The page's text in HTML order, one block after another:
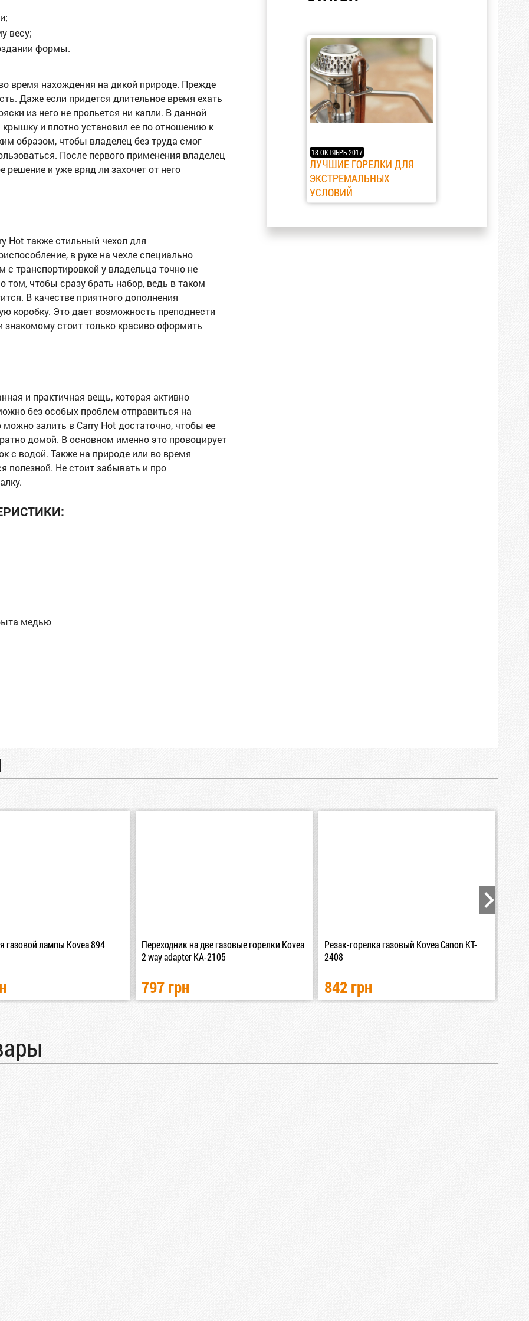
18 ОКТЯБРЬ 2017
ЛУЧШИЕ ГОРЕЛКИ ДЛЯ
ЭКСТРЕМАЛЬНЫХ
УСЛОВИЙ
весу;
формы.
время нахождения на дикой природе. Прежде
Даже если придется длительное время ехать
из него не прольется ни капли. В данной
и плотно установил ее по отношению к
образом, чтобы владелец без труда смог
После первого применения владелец
решение и уже вряд ли захочет от него
Hot также стильный чехол для
в руке на чехле специально
с транспортировкой у владельца точно не
том, чтобы сразу брать набор, ведь в таком
В качестве приятного дополнения
коробку. Это дает возможность преподнести
знакомому стоит только красиво оформить
и практичная вещь, которая активно
без особых проблем отправиться на
залить в Carry Hot достаточно, чтобы ее
домой. В основном именно это провоцирует
с водой. Также на природе или во время
полезной. Не стоит забывать и про
медью
газовой лампы Kovea 894
Переходник на две газовые горелки Kovea
2 way adapter KA-2105
797 грн
Резак-горелка газовый Kovea Canon KT-
2408
842 грн